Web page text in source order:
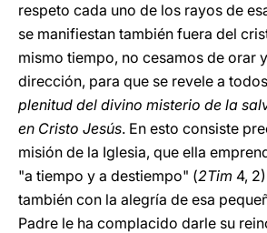
respeto cada uno de los rayos de
se manifiestan también fuera del
mismo tiempo, no cesamos de orar
dirección, para que se revele a
plenitud del divino misterio de la
en Cristo Jesús. En esto consiste
misión de la Iglesia, que ella
"a tiempo y a destiempo" (2Tim 4,
también con la alegría de esa
Padre le ha complacido darle su